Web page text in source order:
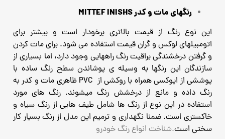
رنگهای مات و کدر MITTEF INISHS
این نوع رنگ از قیمت بالاتری برخودار است و بیشتر برای
اتومبیلهای لوکس و گران قیمت استفاده می شود. برای مات کردن
وگرفتن درخشندگی براقیت رنگ راههایی وجود دارد، اما بسیاری از
سازندگان این رنگها به وسیله ی پوشاندن سطح رنگ ساده با
پوششی از اپوکسی همراه با روکشی از PVC ظاهری مات و کدر به
رنگ داده و مانع از درخشش رنگ میشوند. رنگ های مورد
استفاده در این نوع از رنگ ها شامل طیف هایی از رنگ سیاه و
خاکستری است. ضمنا نگهداری و ترمیم این مدل از رنگ بسیار کار
سختی است.شناخت انواع رنگ خودرو